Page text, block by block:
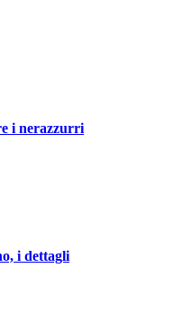
i nerazzurri
i dettagli